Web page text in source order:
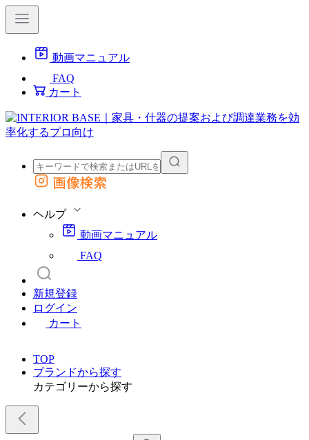
動画マニュアル
FAQ
カート
外部サイトの商品をカートに追加
画像検索
ヘルプ
動画マニュアル
FAQ
新規登録
ログイン
カート
TOP
ブランドから探す
カテゴリーから探す